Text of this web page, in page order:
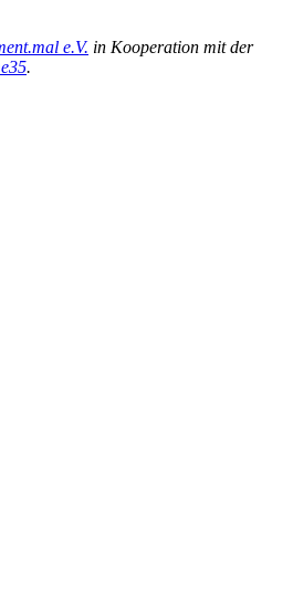
e.V. in Kooperation mit der
.